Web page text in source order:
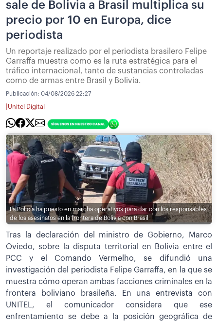
sale de Bolivia a Brasil multiplica su
precio por 10 en Europa, dice
periodista
Un reportaje realizado por el periodista brasilero Felipe
Garraffa muestra como es la ruta estratégica para el
tráfico internacional, tanto de sustancias controladas
como de armas entre Brasil y Bolivia.
Publicación: 04/08/2026 22:27
Unitel Digital
La Policía ha puesto en marcha operativos para dar con los responsables
de los asesinatos en la frontera de Bolivia con Brasil
Tras la declaración del ministro de Gobierno, Marco
Oviedo, sobre la disputa territorial en Bolivia entre el
PCC y el Comando Vermelho, se difundió una
investigación del periodista Felipe Garraffa, en la que se
muestra cómo operan ambas facciones criminales en la
frontera boliviano brasileña. En una entrevista con
UNITEL, el comunicador considera que ese
enfrentamiento se debe a la posición geográfica de